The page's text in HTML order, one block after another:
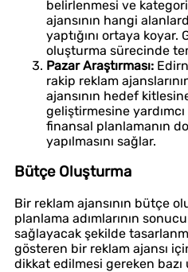
belirlenmesi ve
ajansının hangi
yaptığını ortaya
oluşturma sürecinde
Pazar Araştırması:
rakip reklam
ajansının hedef
geliştirmesine yardımcı
finansal planlamanın
yapılmasını sağlar.
Bütçe Oluşturma
Bir reklam ajansının bütçe
planlama adımlarının
sağlayacak şekilde
gösteren bir reklam ajansı
dikkat edilmesi gereken bazı